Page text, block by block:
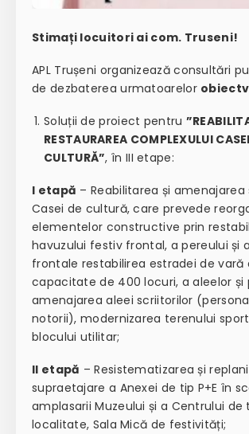
Stimați locuitori ai com. Truseni!
APL Trușeni organizează consultări
de dezbaterea urmatoarelor
Soluții de proiect pentru
RESTAURAREA COMPLEXULUI
CULTURĂ”, în III etape:
I etapă – Reabilitarea și amenajarea
Casei de cultură, care prevede
elementelor constructive prin
havuzului festiv frontal, a pereului și
frontale restabilirea estradei de vară
capacitate de 400 locuri, a aleelor și
amenajarea aleei scriitorilor
notorii), modernizarea terenului
blocului utilitar;
II etapă – Resistematizarea și
supraetajare a Anexei de tip P+E în
amplasarii Muzeului și a Centrului de
localitate, Sala Mică de festivități;